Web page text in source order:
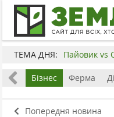
ТЕМА ДНЯ: Пайовик vs
Земля Бізнес Ферма
Попередня новина